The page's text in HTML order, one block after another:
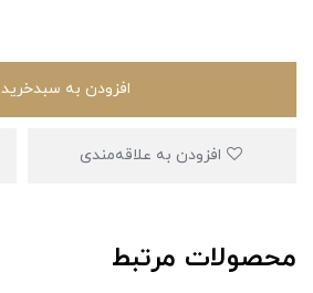
افزودن به سبدخرید
محصولات مرتبط